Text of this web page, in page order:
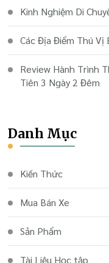
Kinh Nghiệm Di
Các Địa Điểm Thú Vị
Review Hành Trình
Tiên 3 Ngày 2 Đêm
Danh Mục
Kiến Thức
Mua Bán Xe
Sản Phẩm
Tài Liệu Học tập